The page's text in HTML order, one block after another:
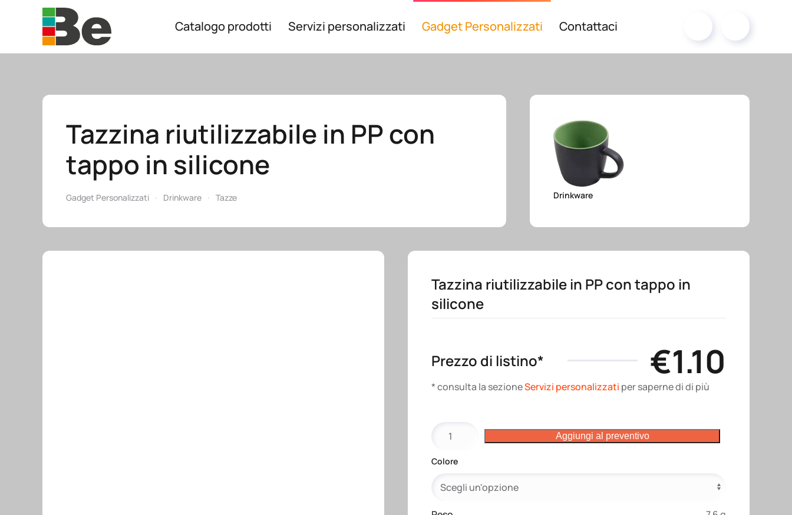
Skip to main content Catalogo prodotti Servizi personalizzati Gadget Personalizzati Contattaci
Tazzina riutilizzabile in PP con
tappo in silicone
Gadget Personalizzati Drinkware Tazze Drinkware
Tazzina riutilizzabile in PP con tappo in
silicone
Prezzo di listino* €1.10
* consulta la sezioneServizi personalizzati per saperne di di più
riutilizzabile
in
con
Aggiungi al preventivo
Colore